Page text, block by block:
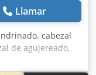
Llamar
cabezal
de agujereado,
de husillo,
husillo, aparato